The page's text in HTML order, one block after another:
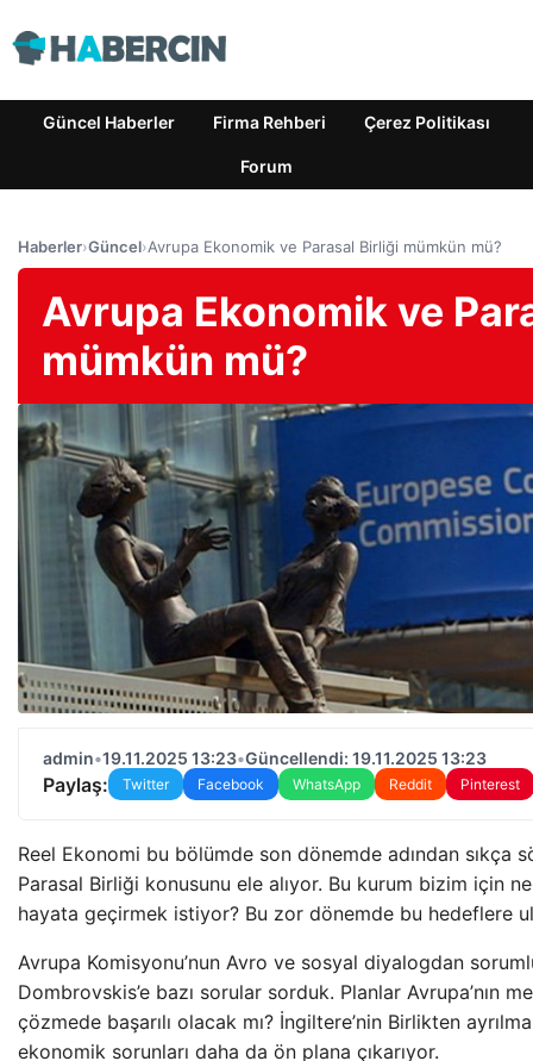
Güncel Haberler Firma Rehberi Çerez Politikası
Forum
Haberler›Güncel›Avrupa Ekonomik ve Parasal Birliği mümkün mü?
Avrupa Ekonomik ve
mümkün mü?
admin•19.11.2025 13:23•Güncellendi: 19.11.2025 13:23
Paylaş: Twitter Facebook WhatsApp Reddit Pinterest
Reel Ekonomi bu bölümde son dönemde adından sıkça
Parasal Birliği konusunu ele alıyor. Bu kurum bizim için
hayata geçirmek istiyor? Bu zor dönemde bu hedeflere
Avrupa Komisyonu’nun Avro ve sosyal diyalogdan
Dombrovskis’e bazı sorular sorduk. Planlar Avrupa’nın
çözmede başarılı olacak mı? İngiltere’nin Birlikten
ekonomik sorunları daha da ön plana çıkarıyor.